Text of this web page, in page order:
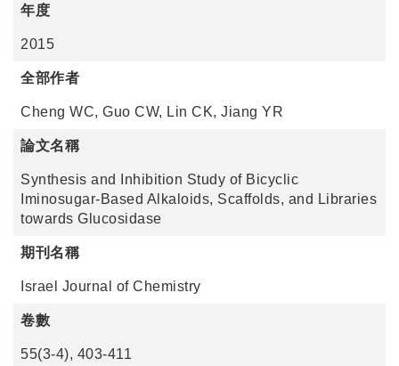
年度
2015
全部作者
Cheng WC, Guo CW, Lin CK, Jiang YR
論文名稱
Synthesis and Inhibition Study of Bicyclic
Iminosugar-​Based Alkaloids, Scaffolds, and Libraries
towards Glucosidase
期刊名稱
Israel Journal of Chemistry
卷數
55(3-4), 403-411